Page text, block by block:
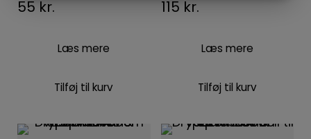
55 kr.
Læs mere
Tilføj til kurv
115 kr.
Læs mere
Tilføj til kurv